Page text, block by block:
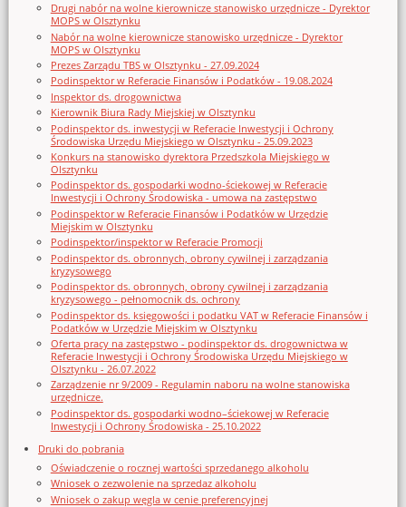
Drugi nabór na wolne kierownicze stanowisko urzędnicze - Dyrektor
MOPS w Olsztynku
Nabór na wolne kierownicze stanowisko urzędnicze - Dyrektor
MOPS w Olsztynku
Prezes Zarządu TBS w Olsztynku - 27.09.2024
Podinspektor w Referacie Finansów i Podatków - 19.08.2024
Inspektor ds. drogownictwa
Kierownik Biura Rady Miejskiej w Olsztynku
Podinspektor ds. inwestycji w Referacie Inwestycji i Ochrony
Środowiska Urzędu Miejskiego w Olsztynku - 25.09.2023
Konkurs na stanowisko dyrektora Przedszkola Miejskiego w
Olsztynku
Podinspektor ds. gospodarki wodno-ściekowej w Referacie
Inwestycji i Ochrony Środowiska - umowa na zastępstwo
Podinspektor w Referacie Finansów i Podatków w Urzędzie
Miejskim w Olsztynku
Podinspektor/inspektor w Referacie Promocji
Podinspektor ds. obronnych, obrony cywilnej i zarządzania
kryzysowego
Podinspektor ds. obronnych, obrony cywilnej i zarządzania
kryzysowego - pełnomocnik ds. ochrony
Podinspektor ds. księgowości i podatku VAT w Referacie Finansów i
Podatków w Urzędzie Miejskim w Olsztynku
Oferta pracy na zastępstwo - podinspektor ds. drogownictwa w
Referacie Inwestycji i Ochrony Środowiska Urzędu Miejskiego w
Olsztynku - 26.07.2022
Zarządzenie nr 9/2009 - Regulamin naboru na wolne stanowiska
urzędnicze.
Podinspektor ds. gospodarki wodno–ściekowej w Referacie
Inwestycji i Ochrony Środowiska - 25.10.2022
Druki do pobrania
Oświadczenie o rocznej wartości sprzedanego alkoholu
Wniosek o zezwolenie na sprzedaz alkoholu
Wniosek o zakup węgla w cenie preferencyjnej